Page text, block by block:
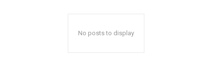
No posts to display